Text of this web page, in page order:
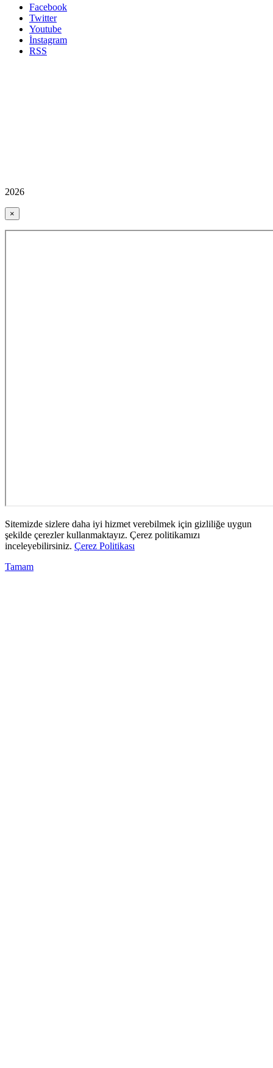
Facebook
Twitter
Youtube
İnstagram
RSS
2026
×
Sitemizde sizlere daha iyi hizmet verebilmek için gizliliğe uygun
şekilde çerezler kullanmaktayız. Çerez politikamızı
inceleyebilirsiniz. Çerez Politikası
Tamam